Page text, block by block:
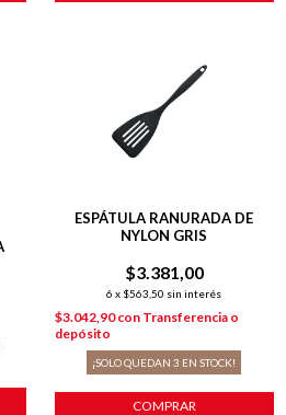
ESPÁTULA RANURADA DE
NYLON GRIS
$3.381,00
6 x $563,50 sin interés
$3.042,90con Transferencia o
depósito
¡SOLO QUEDAN3 EN STOCK!
COMPRAR